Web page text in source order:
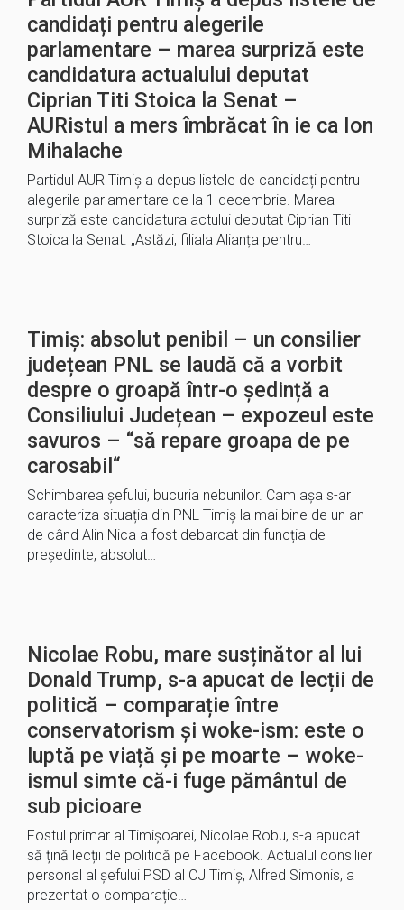
candidați pentru alegerile
parlamentare – marea surpriză este
candidatura actualului deputat
Ciprian Titi Stoica la Senat –
AURistul a mers îmbrăcat în ie ca Ion
Mihalache
Partidul AUR Timiș a depus listele de candidați pentru
alegerile parlamentare de la 1 decembrie. Marea
surpriză este candidatura actului deputat Ciprian Titi
Stoica la Senat. „Astăzi, filiala Alianța pentru…
Timiș: absolut penibil – un consilier
județean PNL se laudă că a vorbit
despre o groapă într-o ședință a
Consiliului Județean – expozeul este
savuros – “să repare groapa de pe
carosabil“
Schimbarea șefului, bucuria nebunilor. Cam așa s-ar
caracteriza situația din PNL Timiș la mai bine de un an
de când Alin Nica a fost debarcat din funcția de
președinte, absolut…
Nicolae Robu, mare susținător al lui
Donald Trump, s-a apucat de lecții de
politică – comparație între
conservatorism și woke-ism: este o
luptă pe viață și pe moarte – woke-
ismul simte că-i fuge pământul de
sub picioare
Fostul primar al Timișoarei, Nicolae Robu, s-a apucat
să țină lecții de politică pe Facebook. Actualul consilier
personal al șefului PSD al CJ Timiș, Alfred Simonis, a
prezentat o comparație…